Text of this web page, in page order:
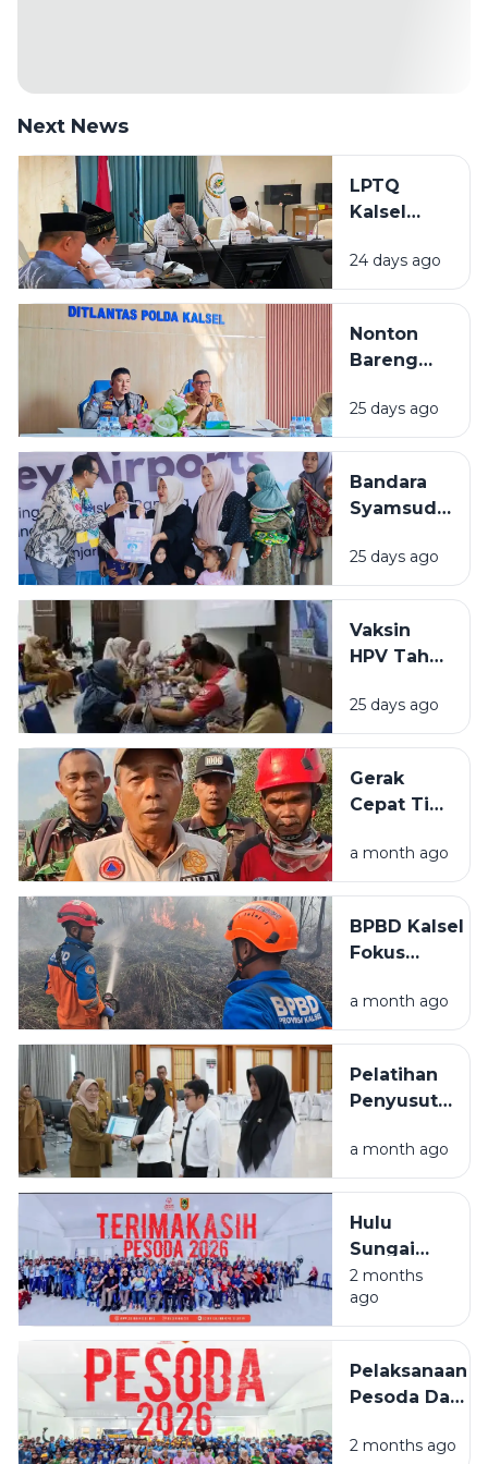
Next News
LPTQ
Kalsel
Gembleng
Kafilah
MTQ
Nasional
24 days ago
Nonton
Bareng
Dunia 2026
di Kalsel,
Siapkan
Dukungan
25 days ago
Bandara
Syamsudin
Salurkan
Bantuan
untuk
Stunting
Rumah
Layak Huni
25 days ago
Vaksin
HPV Tahap
BBPOM
Banjarbaru
Target
Peserta
25 days ago
Gerak
Cepat Tim
Cegah
Karhutla
Landasan
Ulin Timur
a month ago
BPBD Kalsel
Fokus
Permukiman
Saat
Meluas di
Banjarbaru
a month ago
Pelatihan
Penyusutan
BPSDMD
Kalsel
ASN Lulus
a month ago
Hulu
Sungai
Selatan
Juara
Umum
2026
2 months
ago
Pelaksanaan
Pesoda Dan
Ditengah
2 months ago